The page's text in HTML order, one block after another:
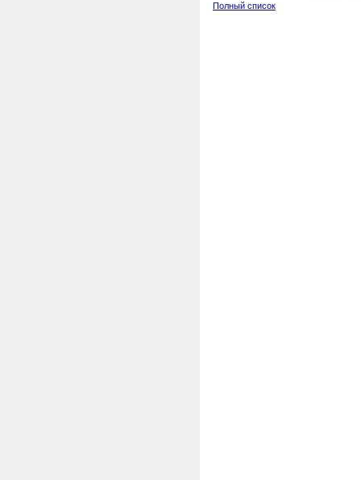
Полный список